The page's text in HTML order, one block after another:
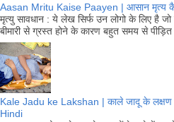
Aasan Mritu Kaise Paayen | आसान मृत्य
मृत्यु सावधान : ये लेख सिर्फ उन लोगो के लिए है
बीमारी से ग्रस्त होने के कारण बहुत समय से
Kale Jadu ke Lakshan | काले जादू के
Hindi